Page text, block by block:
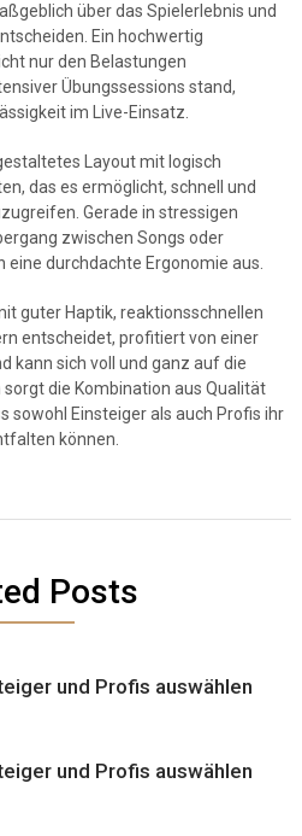
über das Spielerlebnis und
Ein hochwertig
nur den Belastungen
Übungssessions stand,
im Live-Einsatz.
Layout mit logisch
das es ermöglicht, schnell und
Gerade in stressigen
zwischen Songs oder
durchdachte Ergonomie aus.
guter Haptik, reaktionsschnellen
entscheidet, profitiert von einer
kann sich voll und ganz auf die
die Kombination aus Qualität
sowohl Einsteiger als auch Profis ihr
können.
Posts
und Profis auswählen
und Profis auswählen